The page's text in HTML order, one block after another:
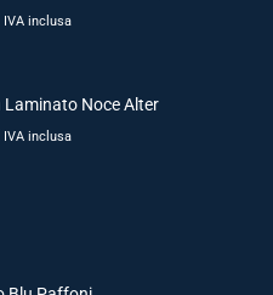
IVA inclusa
Noce Alter
IVA inclusa